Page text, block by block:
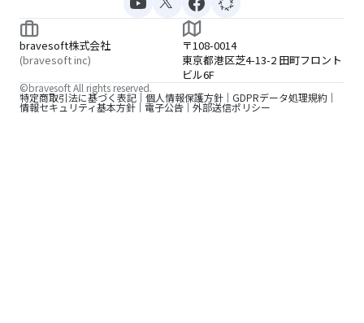
bravesoft株式会社
(bravesoft inc)
〒108-0014
東京都港区芝4-13-2 田町フロント
ビル6F
特定商取引法に基づく表記 個人情報保護方針 GDPRデータ処理規約
情報セキュリティ基本方針 電子公告 外部送信ポリシー
©bravesoft All rights reserved.